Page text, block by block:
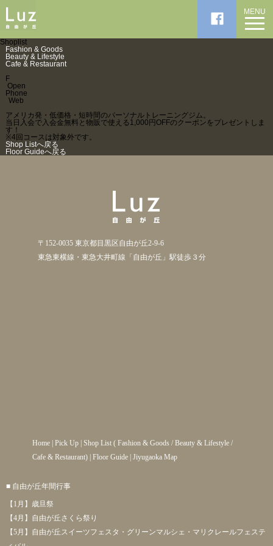
MENU
Shoplist
Fashion & Goods
Beauty & Lifestyle
Cafe & Restaurant
F
Open
Phone
Web
アメリカ発・低価格・短時間のパーソナルトレーニングジム。
当日入会で入会金無料と物販で使える1,000円OFFのクーポンをプレゼントしま
す！
※4回コースは対象外です。
Shop Listへ戻る
Floor Guideへ戻る
〒152-0035 東京都目黒区自由が丘2-9-6
東急東横線・東急大井町線「自由が丘」駅徒歩３分
Home| Pick Up| Shop List( Fashion & Goods / Beauty & Lifestyle/
Cafe & Restaurant) | Floor Guide| Jiyugaoka Map
■ 自由が丘年間行事
【1月】歳旦祭
【4月】自由が丘さくら祭り
【5月】自由が丘スイーツフェスタ・グリーンマルシェ・マリクレールフェステ